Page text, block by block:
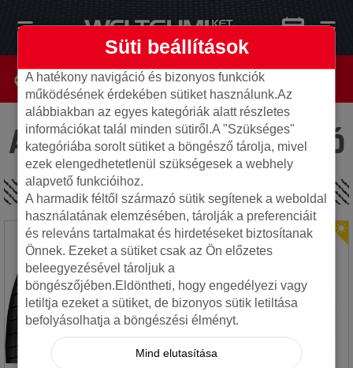
Az oldal nem található
SPECIÁLIS AJÁNLATOK
Süti beállítások
A hatékony navigáció és bizonyos funkciók
működésének érdekében sütiket használunk.Az
alábbiakban az egyes kategóriák alatt részletes
információkat talál minden sütiről.A "Szükséges"
kategóriába sorolt sütiket a böngésző tárolja, mivel
ezek elengedhetetlenül szükségesek a webhely
alapvető funkcióihoz.
A harmadik féltől származó sütik segítenek a weboldal
használatának elemzésében, tárolják a preferenciáit
és releváns tartalmakat és hirdetéseket biztosítanak
Önnek. Ezeket a sütiket csak az Ön előzetes
beleegyezésével tároljuk a
böngészőjében.Eldöntheti, hogy engedélyezi vagy
letiltja ezeket a sütiket, de bizonyos sütik letiltása
befolyásolhatja a böngészési élményt.
Mind elutasítása